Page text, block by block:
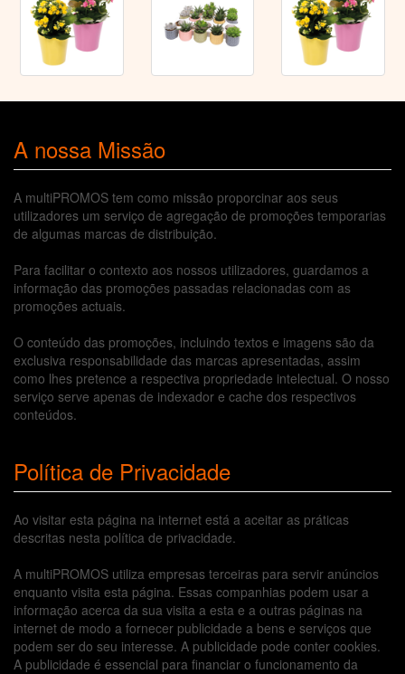
A nossa Missão
A multiPROMOS tem como missão proporcinar aos seus
utilizadores um serviço de agregação de promoções temporarias
de algumas marcas de distribuição.
Para facilitar o contexto aos nossos utilizadores, guardamos a
informação das promoções passadas relacionadas com as
promoções actuais.
O conteúdo das promoções, incluindo textos e imagens são da
exclusiva responsabilidade das marcas apresentadas, assim
como lhes pretence a respectiva propriedade intelectual. O nosso
serviço serve apenas de indexador e cache dos respectivos
conteúdos.
Política de Privacidade
Ao visitar esta página na internet está a aceitar as práticas
descritas nesta política de privacidade.
A multiPROMOS utiliza empresas terceiras para servir anúncios
enquanto visita esta página. Essas companhias podem usar a
informação acerca da sua visita a esta e a outras páginas na
internet de modo a fornecer publicidade a bens e serviços que
podem ser do seu interesse. A publicidade pode conter cookies.
A publicidade é essencial para financiar o funcionamento da